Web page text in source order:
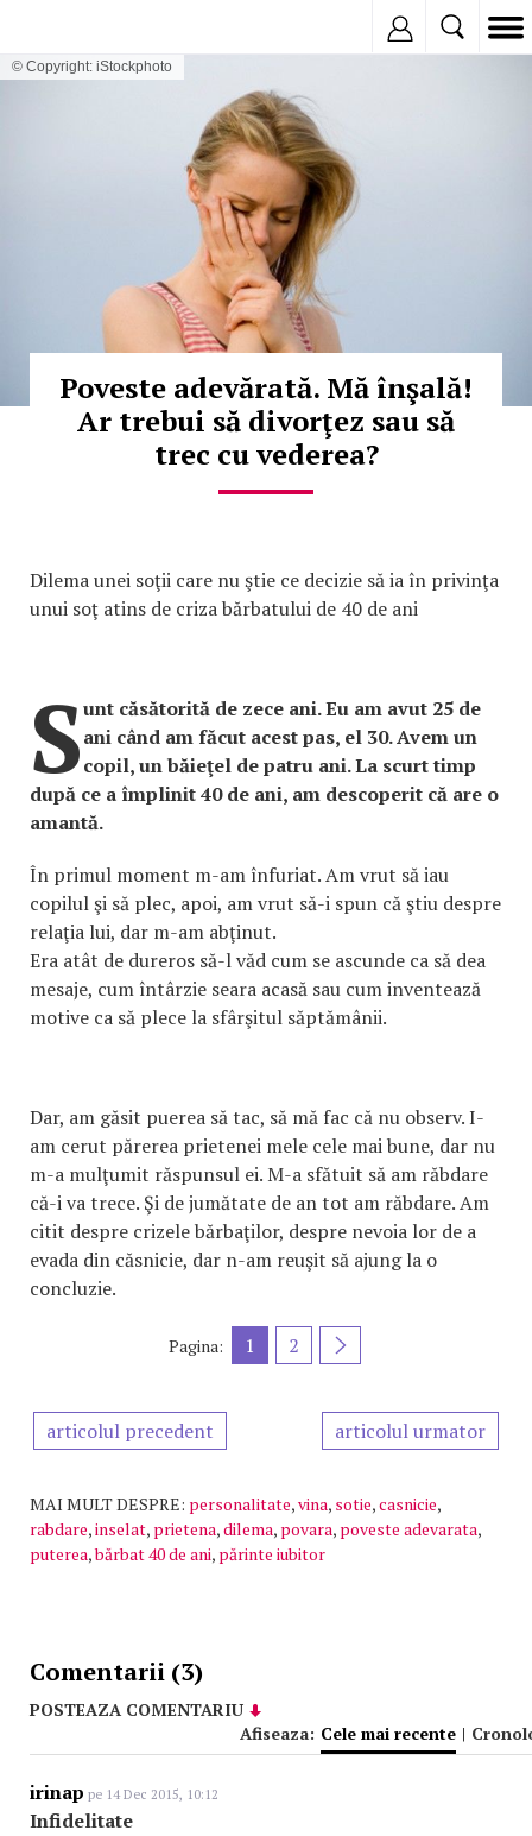
© Copyright: iStockphoto
Poveste adevărată. Mă înşală!
Ar trebui să divorţez sau să
trec cu vederea?
Dilema unei soţii care nu ştie ce decizie să ia în privinţa
unui soţ atins de criza bărbatului de 40 de ani
Sunt căsătorită de zece ani. Eu am avut 25 de
ani când am făcut acest pas, el 30. Avem un
copil, un băieţel de patru ani. La scurt timp
după ce a împlinit 40 de ani, am descoperit că are o
amantă.
În primul moment m-am înfuriat. Am vrut să iau
copilul şi să plec, apoi, am vrut să-i spun că ştiu despre
relaţia lui, dar m-am abţinut.
Era atât de dureros să-l văd cum se ascunde ca să dea
mesaje, cum întârzie seara acasă sau cum inventează
motive ca să plece la sfârşitul săptămânii.
Dar, am găsit puerea să tac, să mă fac că nu observ. I-
am cerut părerea prietenei mele cele mai bune, dar nu
m-a mulţumit răspunsul ei. M-a sfătuit să am răbdare
că-i va trece. Şi de jumătate de an tot am răbdare. Am
citit despre crizele bărbaţilor, despre nevoia lor de a
evada din căsnicie, dar n-am reuşit să ajung la o
concluzie.
Pagina: 1 2
articolul precedent articolul urmator
MAI MULT DESPRE: personalitate,vina, sotie,casnicie,
rabdare,inselat, prietena,dilema, povara, poveste adevarata,
puterea,bărbat 40 de ani, părinte iubitor
Comentarii (3)
POSTEAZA COMENTARIU
Afiseaza: Cele mai recente |
irinap pe 14 Dec 2015, 10:12
Infidelitate